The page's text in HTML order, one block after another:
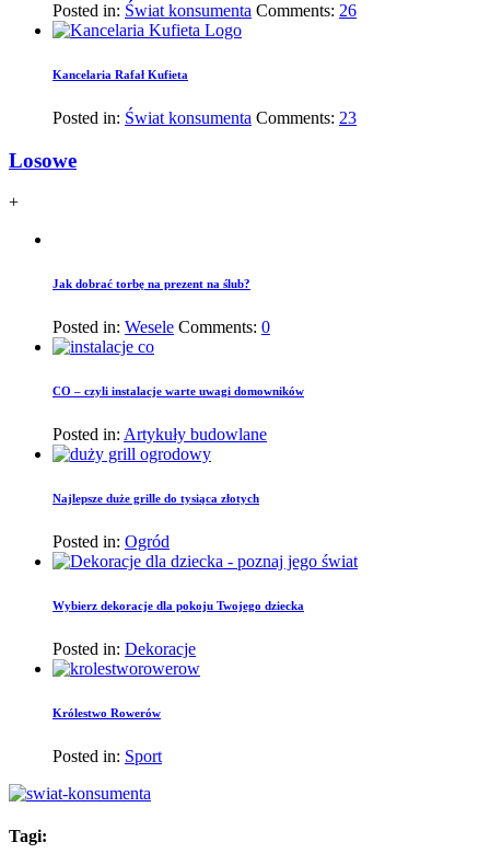
Posted in: Świat konsumenta Comments: 26
Kancelaria Rafał Kufieta
Posted in: Świat konsumenta Comments: 23
Losowe
+
Jak dobrać torbę na prezent na ślub?
Posted in: Wesele Comments: 0
CO – czyli instalacje warte uwagi domowników
Posted in: Artykuły budowlane
Najlepsze duże grille do tysiąca złotych
Posted in: Ogród
Wybierz dekoracje dla pokoju Twojego dziecka
Posted in: Dekoracje
Królestwo Rowerów
Posted in: Sport
Tagi: